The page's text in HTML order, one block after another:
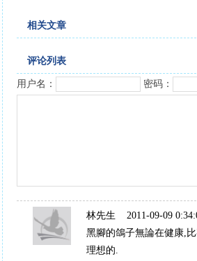
相关文章
评论列表
用户名： 密码：
林先生 2011-09-09
黑腳的鴿子無論在健康,
理想的.